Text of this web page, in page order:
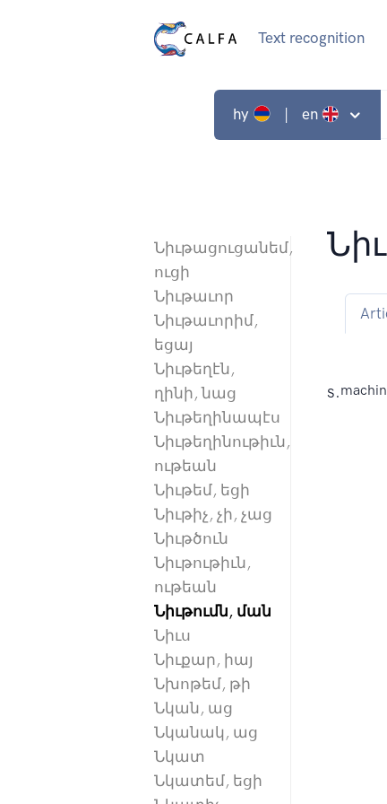
Text recognition
hy | en
Նիւթացուցանեմ,
ուցի
Նիւթաւոր
Նիւթաւորիմ,
եցայ
Նիւթեղէն,
ղինի, նաց
Նիւթեղինապէս
Նիւթեղինութիւն,
ութեան
Նիւթեմ, եցի
Նիւթիչ, չի, չաց
Նիւթծուն
Նիւթութիւն,
ութեան
Նիւթումն, ման
Նիւս
Նիւքար, իայ
Նխոթեմ, թի
Նկան, աց
Նկանակ, աց
Նկատ
Նկատեմ, եցի
s.